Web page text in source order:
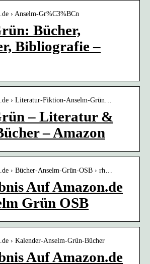
› Anselm-Gr%C3%BCn
Bücher,
Bibliografie –
› Literatur-Fiktion-Anselm-Grün…
– Literatur &
– Amazon
› Bücher-Anselm-Grün-OSB › rh…
Auf Amazon.de
Grün OSB
› Kalender-Anselm-Grün-Bücher
Auf Amazon.de